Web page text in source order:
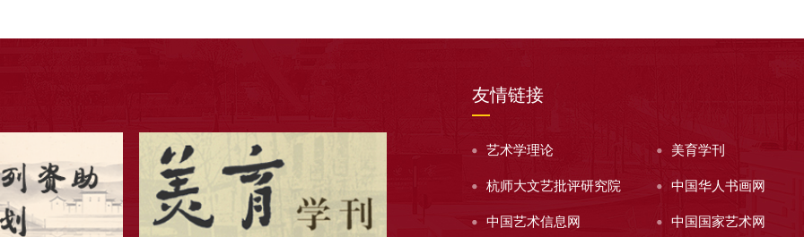
友情链接
艺术学理论 美育学刊
杭师大文艺批评研究院 中国华人书画网
中国艺术信息网 中国国家艺术网